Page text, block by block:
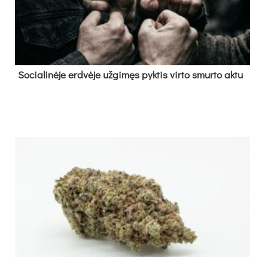
So­cia­li­nė­je erd­vė­je už­gi­męs pyk­tis vir­to smur­to ak­tu